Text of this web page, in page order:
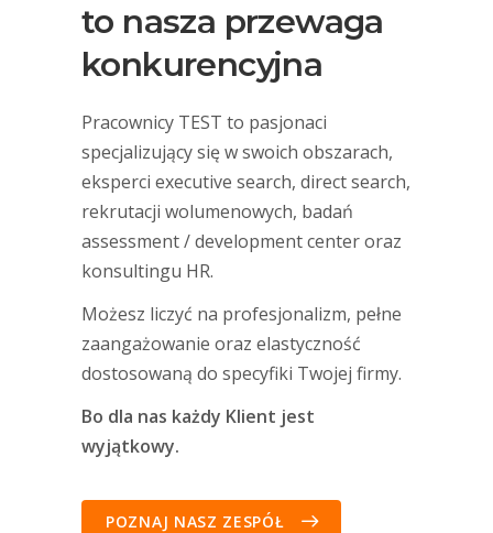
to nasza przewaga
konkurencyjna
Pracownicy TEST to pasjonaci
specjalizujący się w swoich obszarach,
eksperci executive search, direct search,
rekrutacji wolumenowych, badań
assessment / development center oraz
konsultingu HR.
Możesz liczyć na profesjonalizm, pełne
zaangażowanie oraz elastyczność
dostosowaną do specyfiki Twojej firmy.
Bo dla nas każdy Klient jest
wyjątkowy.
POZNAJ NASZ ZESPÓŁ